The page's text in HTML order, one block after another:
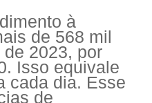
à
de 568 mil
de 2023, por
Isso equivale
cada dia. Esse
de